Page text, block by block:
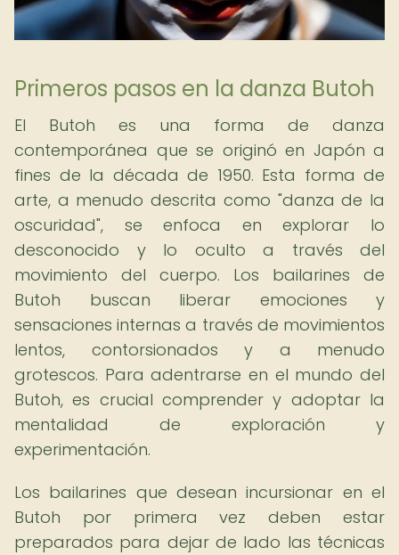
Primeros pasos en la danza Butoh
El Butoh es una forma de danza
contemporánea que se originó en Japón a
fines de la década de 1950. Esta forma de
arte, a menudo descrita como "danza de la
oscuridad", se enfoca en explorar lo
desconocido y lo oculto a través del
movimiento del cuerpo. Los bailarines de
Butoh buscan liberar emociones y
sensaciones internas a través de movimientos
lentos, contorsionados y a menudo
grotescos. Para adentrarse en el mundo del
Butoh, es crucial comprender y adoptar la
mentalidad de exploración y
experimentación.
Los bailarines que desean incursionar en el
Butoh por primera vez deben estar
preparados para dejar de lado las técnicas